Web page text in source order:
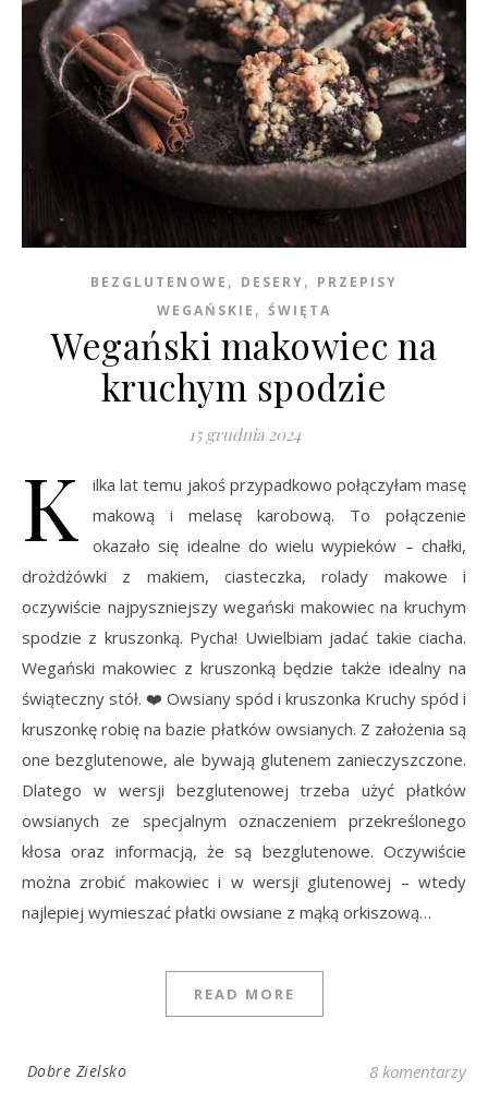
BEZGLUTENOWE , DESERY, PRZEPISY
WEGAŃSKIE , ŚWIĘTA
Wegański makowiec na
kruchym spodzie
15 grudnia 2024
K
ilka lat temu jakoś przypadkowo połączyłam masę
makową i melasę karobową. To połączenie
okazało się idealne do wielu wypieków – chałki,
drożdżówki z makiem, ciasteczka, rolady makowe i
oczywiście najpyszniejszy wegański makowiec na kruchym
spodzie z kruszonką. Pycha! Uwielbiam jadać takie ciacha.
Wegański makowiec z kruszonką będzie także idealny na
świąteczny stół. ❤️ Owsiany spód i kruszonka Kruchy spód i
kruszonkę robię na bazie płatków owsianych. Z założenia są
one bezglutenowe, ale bywają glutenem zanieczyszczone.
Dlatego w wersji bezglutenowej trzeba użyć płatków
owsianych ze specjalnym oznaczeniem przekreślonego
kłosa oraz informacją, że są bezglutenowe. Oczywiście
można zrobić makowiec i w wersji glutenowej – wtedy
najlepiej wymieszać płatki owsiane z mąką orkiszową…
READ MORE
Dobre Zielsko 8 komentarzy